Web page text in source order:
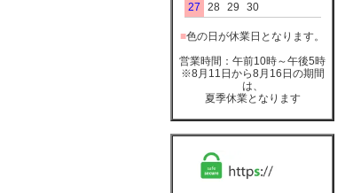
27
28 29 30
■色の日が休業日となります。
営業時間：午前10時～午後5時
※8月11日から8月16日の期間
は、
夏季休業となります